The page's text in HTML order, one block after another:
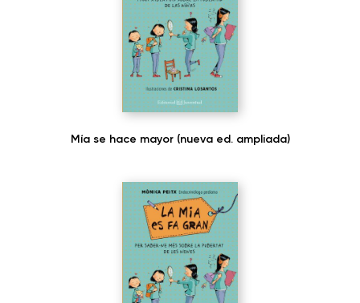
Mía se hace mayor (nueva ed. ampliada)